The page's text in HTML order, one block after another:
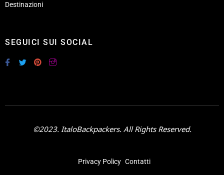
Destinazioni
SEGUICI SUI SOCIAL
©2023. ItaloBackpackers. All Rights Reserved.
Privacy Policy Contatti